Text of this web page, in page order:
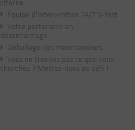
citerne
Équipe d'intervention 24/7 V-Fast
Votre partenaire en
désamiantage
Déballage des marchandises
Vous ne trouvez pas ce que vous
cherchez ? Mettez-nous au défi !